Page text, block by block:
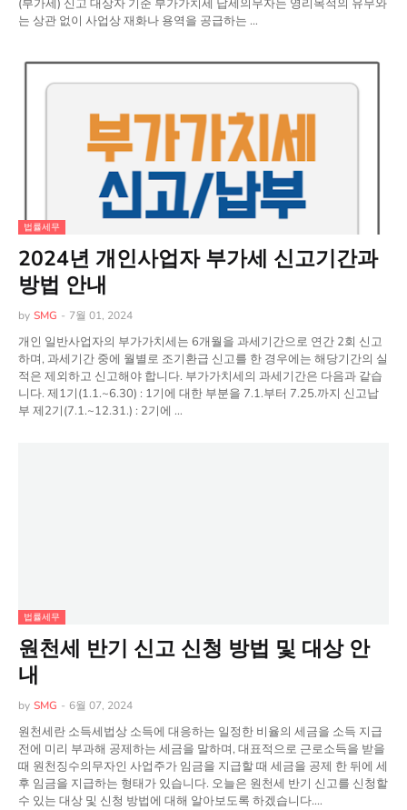
(부가세) 신고 대상자 기준 부가가치세 납세의무자는 영리목적의 유무와
는 상관 없이 사업상 재화나 용역을 공급하는 …
법률세무
2024년 개인사업자 부가세 신고기간과
방법 안내
by SMG - 7월 01, 2024
개인 일반사업자의 부가가치세는 6개월을 과세기간으로 연간 2회 신고
하며, 과세기간 중에 월별로 조기환급 신고를 한 경우에는 해당기간의 실
적은 제외하고 신고해야 합니다. 부가가치세의 과세기간은 다음과 같습
니다. 제1기(1.1.~6.30) : 1기에 대한 부분을 7.1.부터 7.25.까지 신고납
부 제2기(7.1.~12.31.) : 2기에 …
법률세무
원천세 반기 신고 신청 방법 및 대상 안
내
by SMG - 6월 07, 2024
원천세란 소득세법상 소득에 대응하는 일정한 비율의 세금을 소득 지급
전에 미리 부과해 공제하는 세금을 말하며, 대표적으로 근로소득을 받을
때 원천징수의무자인 사업주가 임금을 지급할 때 세금을 공제 한 뒤에 세
후 임금을 지급하는 형태가 있습니다. 오늘은 원천세 반기 신고를 신청할
수 있는 대상 및 신청 방법에 대해 알아보도록 하겠습니다.…